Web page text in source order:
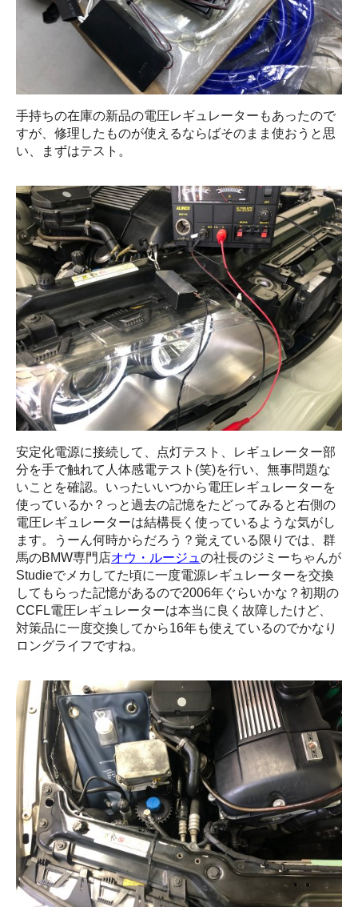
手持ちの在庫の新品の電圧レギュレーターもあったので
すが、修理したものが使えるならばそのまま使おうと思
い、まずはテスト。
安定化電源に接続して、点灯テスト、レギュレーター部
分を手で触れて人体感電テスト(笑)を行い、無事問題な
いことを確認。いったいいつから電圧レギュレーターを
使っているか？っと過去の記憶をたどってみると右側の
電圧レギュレーターは結構長く使っているような気がし
ます。うーん何時からだろう？覚えている限りでは、群
馬のBMW専門店オウ・ルージュ の社長のジミーちゃんが
Studieでメカしてた頃に一度電源レギュレーターを交換
してもらった記憶があるので2006年ぐらいかな？初期の
CCFL電圧レギュレーターは本当に良く故障したけど、
対策品に一度交換してから16年も使えているのでかなり
ロングライフですね。